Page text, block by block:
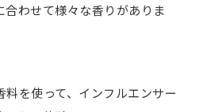
合わせて様々な香りがありま
を使って、インフルエンサー